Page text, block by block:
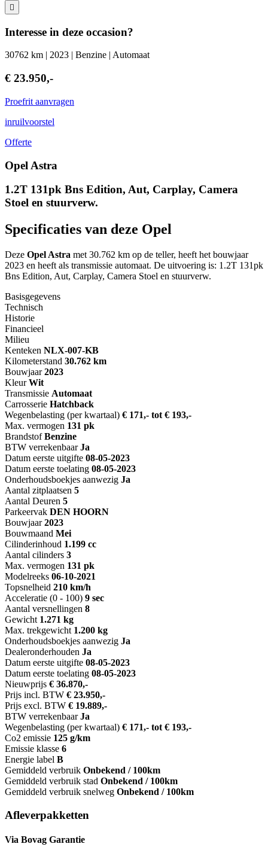
Interesse in deze occasion?
30762 km | 2023 | Benzine | Automaat
€ 23.950,-
Proefrit aanvragen
inruilvoorstel
Offerte
Opel Astra
1.2T 131pk Bns Edition, Aut, Carplay, Camera
Stoel en stuurverw.
Specificaties van deze Opel
Deze Opel Astra met 30.762 km op de teller, heeft het bouwjaar
2023 en heeft als transmissie automaat. De uitvoering is: 1.2T 131pk
Bns Edition, Aut, Carplay, Camera Stoel en stuurverw.
Basisgegevens
Technisch
Historie
Financieel
Milieu
Kenteken NLX-007-KB
Kilometerstand 30.762 km
Bouwjaar 2023
Kleur Wit
Transmissie Automaat
Carrosserie Hatchback
Wegenbelasting (per kwartaal) € 171,- tot € 193,-
Max. vermogen 131 pk
Brandstof Benzine
BTW verrekenbaar Ja
Datum eerste uitgifte 08-05-2023
Datum eerste toelating 08-05-2023
Onderhoudsboekjes aanwezig Ja
Aantal zitplaatsen 5
Aantal Deuren 5
Parkeervak DEN HOORN
Bouwjaar 2023
Bouwmaand Mei
Cilinderinhoud 1.199 cc
Aantal cilinders 3
Max. vermogen 131 pk
Modelreeks 06-10-2021
Topsnelheid 210 km/h
Acceleratie (0 - 100) 9 sec
Aantal versnellingen 8
Gewicht 1.271 kg
Max. trekgewicht 1.200 kg
Onderhoudsboekjes aanwezig Ja
Dealeronderhouden Ja
Datum eerste uitgifte 08-05-2023
Datum eerste toelating 08-05-2023
Nieuwprijs € 36.870,-
Prijs incl. BTW € 23.950,-
Prijs excl. BTW € 19.889,-
BTW verrekenbaar Ja
Wegenbelasting (per kwartaal) € 171,- tot € 193,-
Co2 emissie 125 g/km
Emissie klasse 6
Energie label B
Gemiddeld verbruik Onbekend / 100km
Gemiddeld verbruik stad Onbekend / 100km
Gemiddeld verbruik snelweg Onbekend / 100km
Afleverpakketten
Via Bovag Garantie